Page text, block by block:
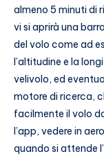
almeno 5 minuti di
vi si aprirà una
del volo come ad
l’altitudine e la
velivolo, ed
motore di ricerca,
facilmente il volo
l’app, vedere in
quando si attende